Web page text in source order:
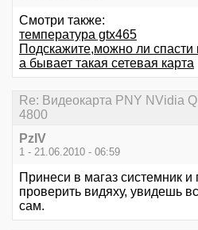
Смотри также:
температура gtx465
Подскажите,можно ли спасти
а бывает такая сетевая карта
Re: Видеокарта PNY NVidia
4800
PzIV
1 - 21.06.2010 - 06:59
Принеси в магаз системник и
проверить видяху, увидешь
сам.